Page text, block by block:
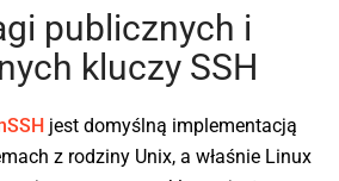
publicznych i
kluczy SSH
jest domyślną implementacją
z rodziny Unix, a właśnie Linux